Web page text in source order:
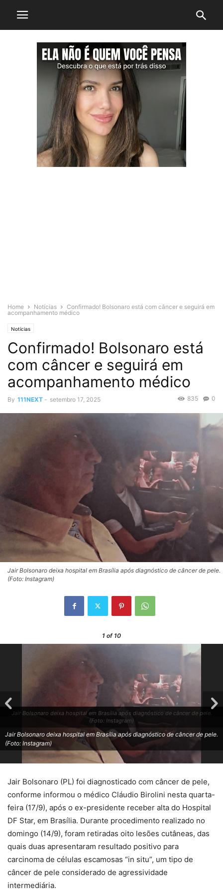
Home Notícias
Confirmado! Bolsonaro está com câncer e seguirá em
acompanhamento médico
Notícias
Confirmado! Bolsonaro está
com câncer e seguirá em
acompanhamento médico
By 111NEXT - setembro 17, 2025 0
835
Jair Bolsonaro deixa hospital em Brasília após diagnóstico de câncer de pele.
(Foto: Instagram)
1 of 10
Jair Bolsonaro deixa hospital em Brasília após diagnóstico de câncer de pele.
(Foto: Instagram)
Jair Bolsonaro deixa hospital em Brasília após diagnóstico de câncer de pele.
(Foto: Instagram)
Jair Bolsonaro (PL) foi diagnosticado com câncer de pele,
conforme informou o médico Cláudio Birolini nesta quarta-
feira (17/9), após o ex-presidente receber alta do Hospital
DF Star, em Brasília. Durante procedimento realizado no
domingo (14/9), foram retiradas oito lesões cutâneas, das
quais duas apresentaram resultado positivo para
carcinoma de células escamosas “in situ”, um tipo de
câncer de pele considerado de agressividade
intermediária.